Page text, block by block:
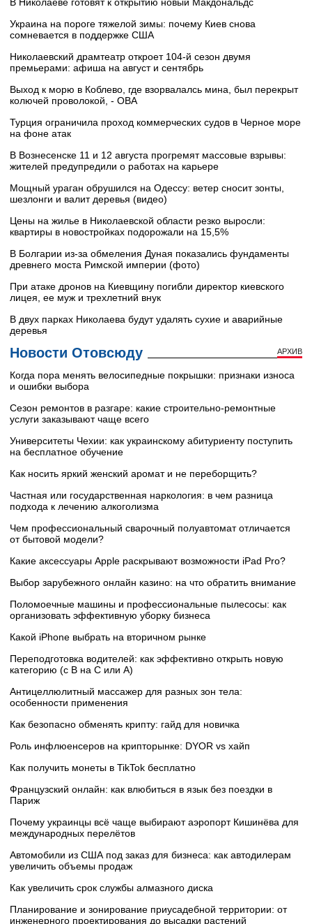
Украина на пороге тяжелой зимы: почему Киев снова
сомневается в поддержке США
Николаевский драмтеатр откроет 104-й сезон двумя
премьерами: афиша на август и сентябрь
Выход к морю в Коблево, где взорвалалсь мина, был перекрыт
колючей проволокой, - ОВА
Турция ограничила проход коммерческих судов в Черное море
на фоне атак
В Вознесенске 11 и 12 августа прогремят массовые взрывы:
жителей предупредили о работах на карьере
Мощный ураган обрушился на Одессу: ветер сносит зонты,
шезлонги и валит деревья (видео)
Цены на жилье в Николаевской области резко выросли:
квартиры в новостройках подорожали на 15,5%
В Болгарии из-за обмеления Дуная показались фундаменты
древнего моста Римской империи (фото)
При атаке дронов на Киевщину погибли директор киевского
лицея, ее муж и трехлетний внук
В двух парках Николаева будут удалять сухие и аварийные
деревья
Новости Отовсюду АРХИВ
Когда пора менять велосипедные покрышки: признаки износа
и ошибки выбора
Сезон ремонтов в разгаре: какие строительно-ремонтные
услуги заказывают чаще всего
Университеты Чехии: как украинскому абитуриенту поступить
на бесплатное обучение
Как носить яркий женский аромат и не переборщить?
Частная или государственная наркология: в чем разница
подхода к лечению алкоголизма
Чем профессиональный сварочный полуавтомат отличается
от бытовой модели?
Какие аксессуары Apple раскрывают возможности iPad Pro?
Выбор зарубежного онлайн казино: на что обратить внимание
Поломоечные машины и профессиональные пылесосы: как
организовать эффективную уборку бизнеса
Какой iPhone выбрать на вторичном рынке
Переподготовка водителей: как эффективно открыть новую
категорию (с B на C или А)
Антицеллюлитный массажер для разных зон тела:
особенности применения
Как безопасно обменять крипту: гайд для новичка
Роль инфлюенсеров на крипторынке: DYOR vs хайп
Как получить монеты в TikTok бесплатно
Французский онлайн: как влюбиться в язык без поездки в
Париж
Почему украинцы всё чаще выбирают аэропорт Кишинёва для
международных перелётов
Автомобили из США под заказ для бизнеса: как автодилерам
увеличить объемы продаж
Как увеличить срок службы алмазного диска
Планирование и зонирование приусадебной территории: от
инженерного проектирования до высадки растений